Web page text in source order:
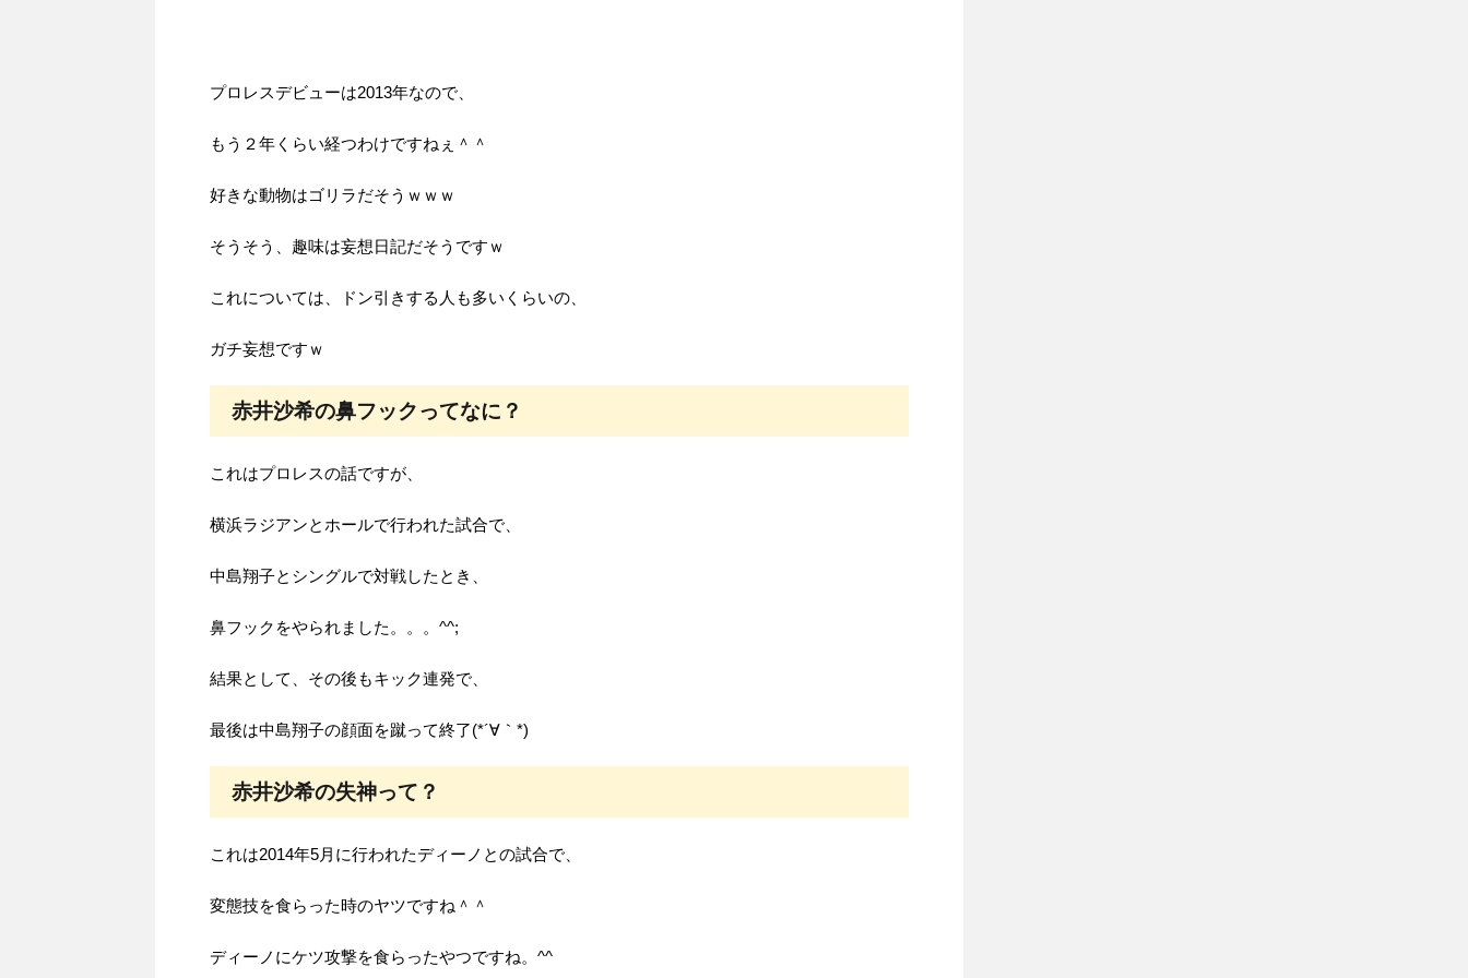
プロレスデビューは2013年なので、
もう２年くらい経つわけですねぇ＾＾
好きな動物はゴリラだそうｗｗｗ
そうそう、趣味は妄想日記だそうですｗ
これについては、ドン引きする人も多いくらいの、
ガチ妄想ですｗ
赤井沙希の鼻フックってなに？
これはプロレスの話ですが、
横浜ラジアンとホールで行われた試合で、
中島翔子とシングルで対戦したとき、
鼻フックをやられました。。。^^;
結果として、その後もキック連発で、
最後は中島翔子の顔面を蹴って終了(*´∀｀*)
赤井沙希の失神って？
これは2014年5月に行われたディーノとの試合で、
変態技を食らった時のヤツですね＾＾
ディーノにケツ攻撃を食らったやつですね。^^